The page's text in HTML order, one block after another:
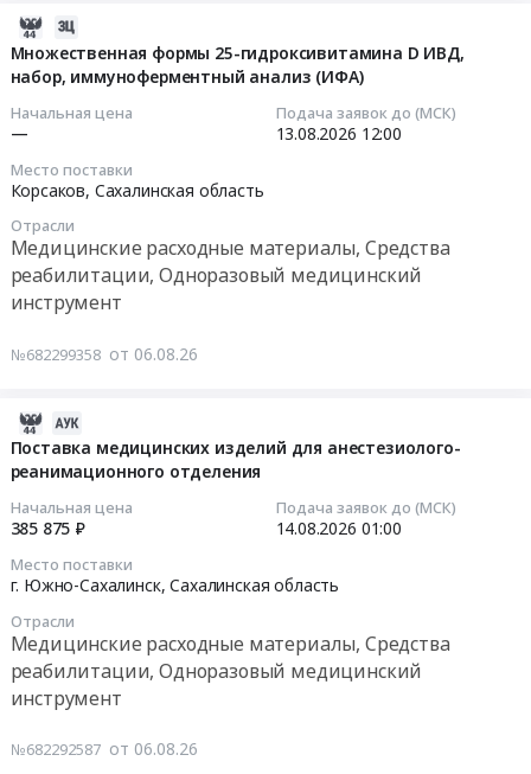
Множественная формы 25-гидроксивитамина D ИВД,
набор, иммуноферментный анализ (ИФА)
Начальная цена
—
Подача заявок до (МСК)
13.08.2026 12:00
Место поставки
Корсаков, Сахалинская область
Отрасли
Медицинские расходные материалы, Средства
реабилитации, Одноразовый медицинский
инструмент
№682299358 от 06.08.26
Поставка медицинских изделий для анестезиолого-
реанимационного отделения
Начальная цена
385 875 ₽
Подача заявок до (МСК)
14.08.2026 01:00
Место поставки
г. Южно-Сахалинск,Сахалинская область
Отрасли
Медицинские расходные материалы, Средства
реабилитации, Одноразовый медицинский
инструмент
№682292587 от 06.08.26